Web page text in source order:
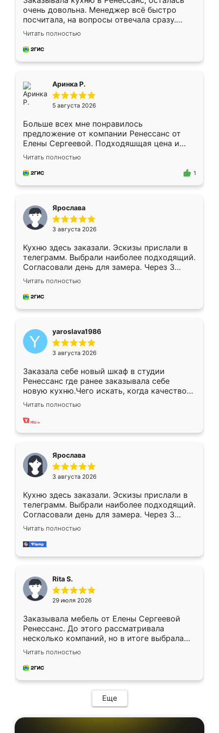
очень довольна. Менеджер всё быстро
посчитала, на вопросы отвечала сразу.
Замерщик приехал в субботу, подошёл к
делу со всей ответственностью. Собрали
за день, ребята работали аккуратно, даже
Читать полностью
Аринка Р.
5 августа 2026
Больше всех мне понравилось
предложение от компании Ренессанс от
Елены Сергеевой. Подходяшщая цена и
короткие сроки изготовления. Приехавший
для замера сотрудник Владислав
предложил по моему эскизу самый
Читать полностью
1
Ярослава
3 августа 2026
Кухню здесь заказали. Эскизы прислали в
телеграмм. Выбрали наиболее подходящий.
Согласовали день для замера. Через 3
недели кухня была уже готова. Остались
довольны работой. Спасибо Ренессанс
мебель за качественную работу!
Читать полностью
yaroslava1986
3 августа 2026
Заказала себе новый шкаф в студии
Ренессанс где ранее заказывала себе
новую кухню.Чего искать, когда качеством
вполне довольна. Служит кухня уже почти
два года, нареканий нет.
Читать полностью
Ярослава
3 августа 2026
Кухню здесь заказали. Эскизы прислали в
телеграмм. Выбрали наиболее подходящий.
Согласовали день для замера. Через 3
недели кухня была уже готова. Остались
довольны работой. Спасибо Ренессанс
мебель за качественную работу!
Читать полностью
Rita S.
29 июля 2026
Заказывала мебель от Елены Сергеевой
Ренессанс. До этого рассматривала
несколько компаний, но в итоге выбрала
эту. Сначала обговорили условия, потом
приехал замерщик, всё спокойно объяснил
и снял размеры. Изготовили в срок, с
мебель сразу встала на свое место без
каких-либо доработок. Качеством осталась
довольна, все выглядит так, как и ожидала.
Читать полностью
Еще